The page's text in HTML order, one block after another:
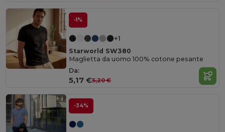
-1%
+1
Starworld SW380
Maglietta da uomo 100% cotone pesante
Da:
5,17 €5,20 €
-34%